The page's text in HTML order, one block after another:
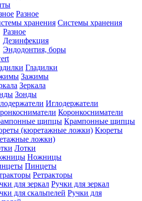
Разное
Системы хранения
Разное
Дезинфекция
Эндодонтия, боры
Гладилки
Зажимы
Зеркала
Зонды
Иглодержатели
Коронкосниматели
Крампонные щипцы
Кюреты
ложки)
Лотки
Ножницы
Пинцеты
Ретракторы
Ручки для зеркал
Ручки для